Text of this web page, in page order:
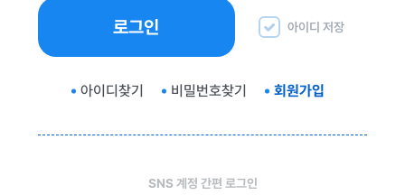
로그인 아이디 저장
아이디찾기 비밀번호찾기 회원가입
SNS 계정 간편 로그인